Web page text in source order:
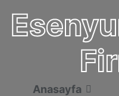
Anasayfa